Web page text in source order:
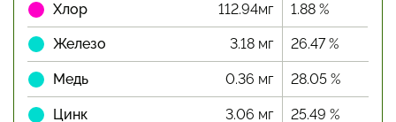
Хлор 112.94мг 1.88 %
Железо 3.18 мг 26.47 %
Медь 0.36 мг 28.05 %
Цинк 3.06 мг 25.49 %